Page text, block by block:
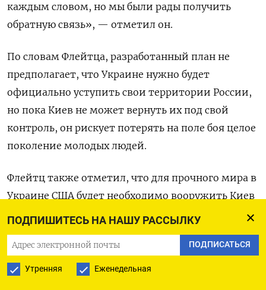
ПОДПИШИТЕСЬ НА НАШУ РАССЫЛКУ
ПОДПИСАТЬСЯ
Утренняя Еженедельная
каждым словом, но мы были рады получить
обратную связь», — отметил он.
По словам Флейтца, разработанный план не
предполагает, что Украине нужно будет
официально уступить свои территории России,
но пока Киев не может вернуть их под свой
контроль, он рискует потерять на поле боя целое
поколение молодых людей.
Флейтц также отметил, что для прочного мира в
Украине США будет необходимо вооружить Киев
«до зубов» и дать дополнительные гарантии
Ранее Трамп неоднократно